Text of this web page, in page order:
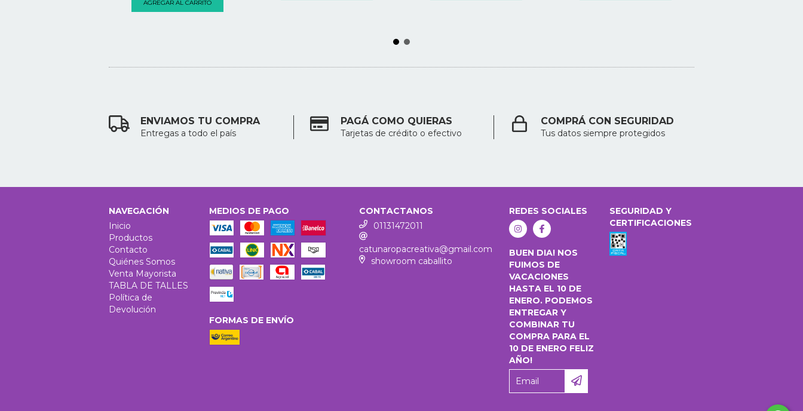
AGREGAR AL CARRITO
ENVIAMOS TU COMPRA
Entregas a todo el país
PAGÁ COMO QUIERAS
Tarjetas de crédito o efectivo
COMPRÁ CON SEGURIDAD
Tus datos siempre protegidos
NAVEGACIÓN
Inicio
Productos
Contacto
Quiénes Somos
Venta Mayorista
TABLA DE TALLES
Política de
Devolución
MEDIOS DE PAGO
FORMAS DE ENVÍO
CONTACTANOS
01131472011
catunaropacreativa@gmail.com
showroom caballito
REDES SOCIALES
BUEN DIA! NOS
FUIMOS DE
VACACIONES
HASTA EL 10 DE
ENERO. PODEMOS
ENTREGAR Y
COMBINAR TU
COMPRA PARA EL
10 DE ENERO FELIZ
AÑO!
SEGURIDAD Y
CERTIFICACIONES